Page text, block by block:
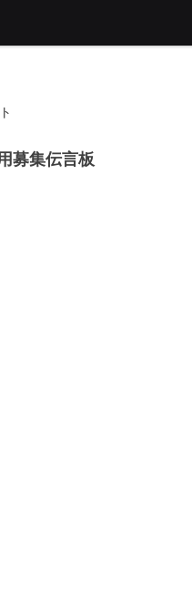
募集伝言板